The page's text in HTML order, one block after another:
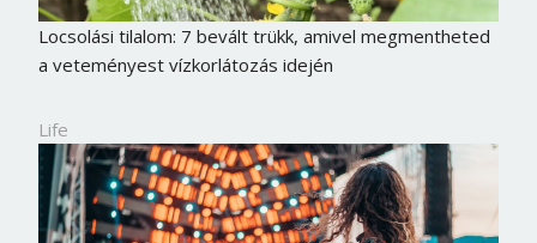
Locsolási tilalom: 7 bevált trükk, amivel megmentheted
a veteményest vízkorlátozás idején
Life